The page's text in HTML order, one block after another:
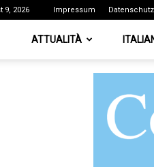
9, 2026 Impressum Datenschutz
ATTUALITÀ